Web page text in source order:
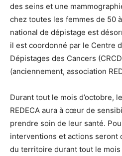
des seins et une
chez toutes les femmes de 50
national de dépistage est
il est coordonné par le Centre
Dépistages des Cancers
(anciennement, association
Durant tout le mois d’octobre,
REDECA aura à cœur de
prendre soin de leur santé.
interventions et actions seront
du territoire durant tout le mois